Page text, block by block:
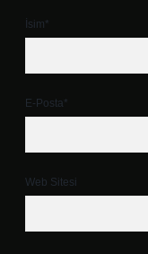
İsim*
E-Posta*
Web Sitesi